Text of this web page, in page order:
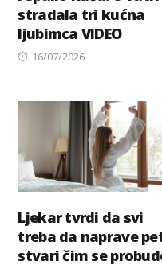
stradala tri kućna
ljubimca VIDEO
Posted
16/07/2026
Ljekar tvrdi da svi
treba da naprave
stvari čim se